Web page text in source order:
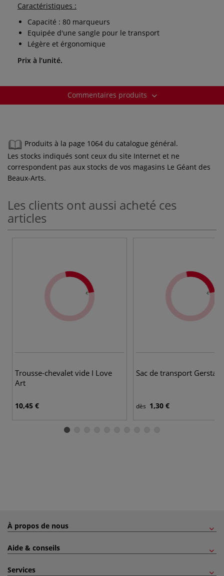
Caractéristiques :
Capacité : 80 marqueurs
Equipée d'une sangle pour le transport
Légère et érgonomique
Prix à l’unité.
Commentaires produits
Produits à la page 1064 du catalogue général.
Les stocks indiqués sont ceux du site Internet et ne
correspondent pas aux stocks de vos magasins Le Géant des
Beaux-Arts.
Les clients ont aussi acheté ces
articles
Trousse-chevalet vide I Love
Art
10,45 €
Sac de transport
dès 1,30 €
À propos de nous
Aide & conseils
Services